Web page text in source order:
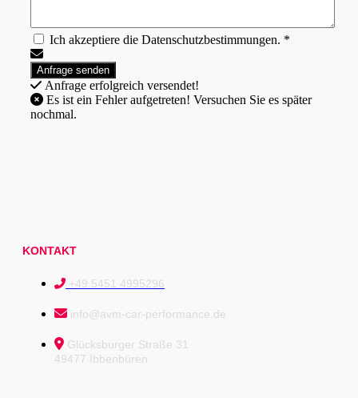
Ich akzeptiere die Datenschutzbestimmungen. *
Anfrage erfolgreich versendet!
nochmal.
KONTAKT
+49 5451 4995296
info@avm-car-performance.de
Glücksburger Straße 31
49477 Ibbenbüren